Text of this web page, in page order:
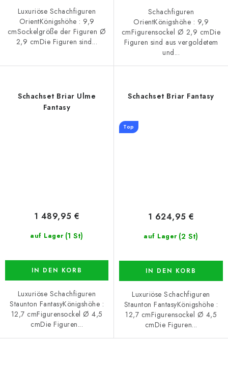
Luxuriöse Schachfiguren
OrientKönigshöhe : 9,9
cmSockelgröße der Figuren Ø
2,9 cmDie Figuren sind...
Schachfiguren
OrientKönigshöhe : 9,9
cmFigurensockel Ø 2,9 cmDie
Figuren sind aus vergoldetem
und...
Schachset Briar Ulme
Fantasy
auf Lager (1 St)
1 489,95 €
IN DEN KORB
Luxuriöse Schachfiguren
Staunton FantasyKönigshöhe :
12,7 cmFigurensockel Ø 4,5
cmDie Figuren...
Schachset Briar Fantasy
Top
auf Lager (2 St)
1 624,95 €
IN DEN KORB
Luxuriöse Schachfiguren
Staunton FantasyKönigshöhe :
12,7 cmFigurensockel Ø 4,5
cmDie Figuren...